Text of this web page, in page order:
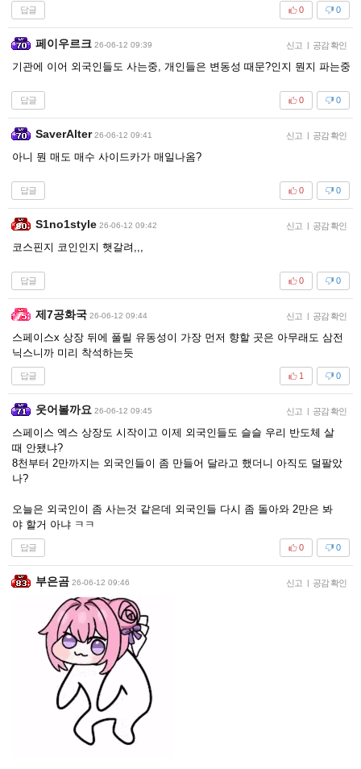
답글 0
0
페이우르크 26-06-12 09:39 신고 | 공감 확인
기관에 이어 외국인들도 사는중, 개인들은 변동성 때문?인지 뭔지 파는중
답글 0
0
SaverAlter 26-06-12 09:41 신고 | 공감 확인
아니 뭔 매도 매수 사이드카가 매일나옴?
답글 0
0
S1no1style 26-06-12 09:42 신고 | 공감 확인
코스핀지 코인인지 햇갈려,,,
답글 0
0
제7공화국 26-06-12 09:44 신고 | 공감 확인
스페이스x 상장 뒤에 풀릴 유동성이 가장 먼저 향할 곳은 아무래도 삼전
닉스니까 미리 착석하는듯
답글 0
1
웃어볼까요 26-06-12 09:45 신고 | 공감 확인
스페이스 엑스 상장도 시작이고 이제 외국인들도 슬슬 우리 반도체 살
때 안됐냐?
8천부터 2만까지는 외국인들이 좀 만들어 달라고 했더니 아직도 덜팔았
나?
오늘은 외국인이 좀 사는것 같은데 외국인들 다시 좀 돌아와 2만은 봐
야 할거 아냐 ㅋㅋ
답글 0
0
부은곰 26-06-12 09:46 신고 | 공감 확인